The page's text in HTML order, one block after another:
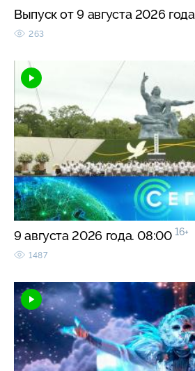
Выпуск от 9 августа 2026 года
263
9 августа 2026 года. 08:00 16+
1487